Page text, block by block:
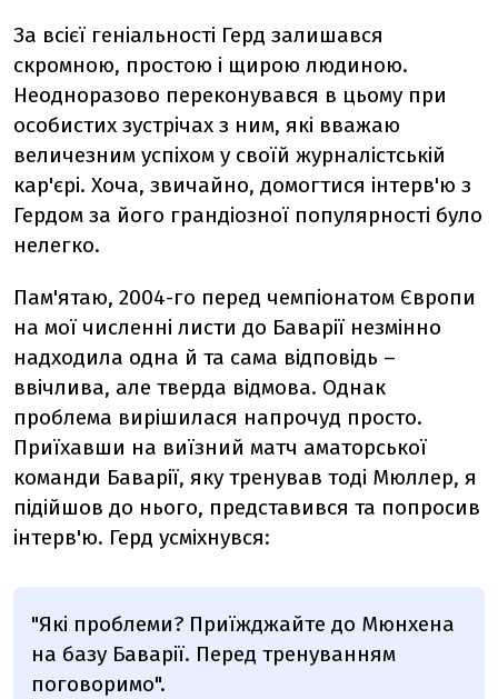
За всієї геніальності Герд залишався
скромною, простою і щирою людиною.
Неодноразово переконувався в цьому при
особистих зустрічах з ним, які вважаю
величезним успіхом у своїй журналістській
кар'єрі. Хоча, звичайно, домогтися інтерв'ю з
Гердом за його грандіозної популярності було
нелегко.
Пам'ятаю, 2004-го перед чемпіонатом Європи
на мої численні листи до Баварії незмінно
надходила одна й та сама відповідь –
ввічлива, але тверда відмова. Однак
проблема вирішилася напрочуд просто.
Приїхавши на виїзний матч аматорської
команди Баварії, яку тренував тоді Мюллер, я
підійшов до нього, представився та попросив
інтерв'ю. Герд усміхнувся:
"Які проблеми? Приїжджайте до Мюнхена
на базу Баварії. Перед тренуванням
поговоримо".